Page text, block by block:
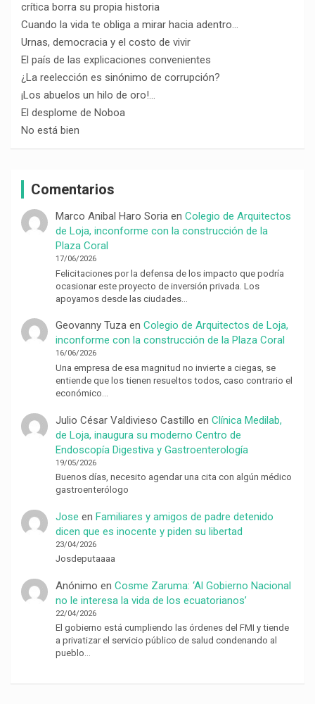
crítica borra su propia historia
Cuando la vida te obliga a mirar hacia adentro…
Urnas, democracia y el costo de vivir
El país de las explicaciones convenientes
¿La reelección es sinónimo de corrupción?
¡Los abuelos un hilo de oro!…
El desplome de Noboa
No está bien
Comentarios
Marco Anibal Haro Soriaen Colegio de Arquitectos
de Loja, inconforme con la construcción de la
Plaza Coral
17/06/2026
Felicitaciones por la defensa de los impacto que podría
ocasionar este proyecto de inversión privada. Los
apoyamos desde las ciudades…
Geovanny Tuzaen Colegio de Arquitectos de Loja,
inconforme con la construcción de la Plaza Coral
16/06/2026
Una empresa de esa magnitud no invierte a ciegas, se
entiende que los tienen resueltos todos, caso contrario el
económico…
Julio César Valdivieso Castillo en Clínica Medilab,
de Loja, inaugura su moderno Centro de
Endoscopía Digestiva y Gastroenterología
19/05/2026
Buenos días, necesito agendar una cita con algún médico
gastroenterólogo
Jose en Familiares y amigos de padre detenido
dicen que es inocente y piden su libertad
23/04/2026
Josdeputaaaa
Anónimo en Cosme Zaruma: ‘Al Gobierno Nacional
no le interesa la vida de los ecuatorianos’
22/04/2026
El gobierno está cumpliendo las órdenes del FMI y tiende
a privatizar el servicio público de salud condenando al
pueblo…